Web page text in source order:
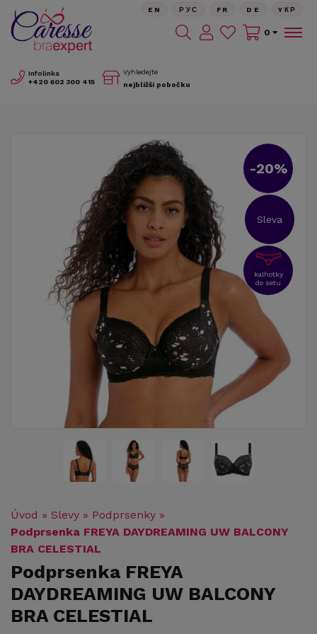
Infolinka
+420 602 300 415
Vyhledejte
nejbližší pobočku
EN РУС FR DE YКР
0
-20%
Sleva
kalhotky
do setu
Úvod » Slevy » Podprsenky »
Podprsenka FREYA DAYDREAMING UW BALCONY
BRA CELESTIAL
Podprsenka FREYA
DAYDREAMING UW BALCONY
BRA CELESTIAL